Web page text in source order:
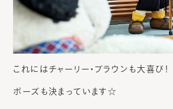
これにはチャーリー・ブラウンも大喜び！
ポーズも決まっています☆